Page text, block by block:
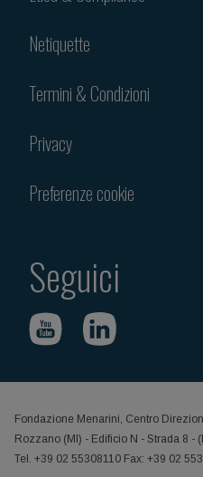
Netiquette
Termini & Condizioni
Privacy
Preferenze cookie
Seguici
Fondazione Menarini, Centro
Rozzano (MI) - Edificio N - Strada 8 -
Tel. +39 02 55308110 Fax: +39 02